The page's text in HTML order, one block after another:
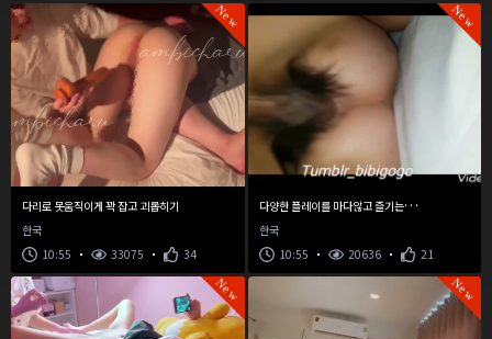
New
다리로 못움직이게 꽉 잡고 괴롭히기
한국
10:55
33075 34
New
다
양한 플레이를 마다않고 즐기는 변태커플
한국
10:55
20636 21
New New